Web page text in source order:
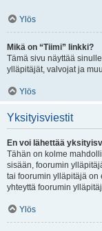
Ylös
Mikä on “Tiimi” linkki?
Tämä sivu näyttää
ylläpitäjät, valvojat ja
Ylös
Yksityisviestit
En voi lähettää
Tähän on kolme
sisään, foorumin
tai foorumin ylläpitäjä on
yhteyttä foorumin
Ylös